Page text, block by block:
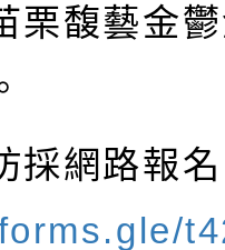
栗馥藝金
採網路報